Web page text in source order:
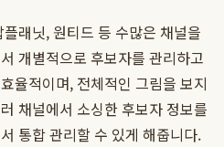
래닛, 원티드 등 수많은 채널을
개별적으로 후보자를 관리하고
율적이며, 전체적인 그림을 보지
채널에서 소싱한 후보자 정보를
통합 관리할 수 있게 해줍니다.